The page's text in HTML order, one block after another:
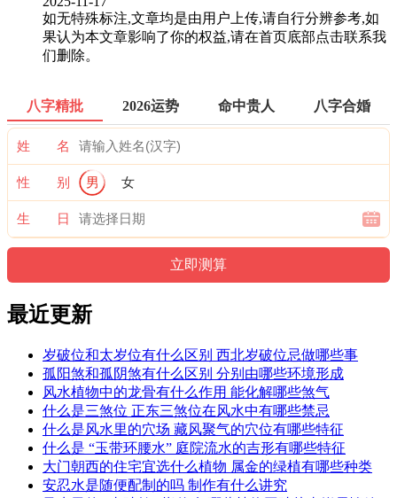
如无特殊标注,文章均是由用户上传,请自行分辨参考,如
果认为本文章影响了你的权益,请在首页底部点击联系我
们删除。
八字精批 2026运势 命中贵人 八字合婚
姓 名
性 别 男 女
生 日
最近更新
岁破位和太岁位有什么区别 西北岁破位忌做哪些事
孤阳煞和孤阴煞有什么区别 分别由哪些环境形成
风水植物中的龙骨有什么作用 能化解哪些煞气
什么是三煞位 正东三煞位在风水中有哪些禁忌
什么是风水里的穴场 藏风聚气的穴位有哪些特征
什么是 “玉带环腰水” 庭院流水的吉形有哪些特征
大门朝西的住宅宜选什么植物 属金的绿植有哪些种类
安忍水是随便配制的吗 制作有什么讲究